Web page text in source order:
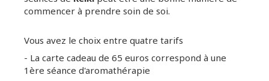
commencer à prendre soin de soi.
Vous avez le choix entre quatre tarifs
- La carte cadeau de 65 euros correspond à une
1ère séance d'aromathérapie